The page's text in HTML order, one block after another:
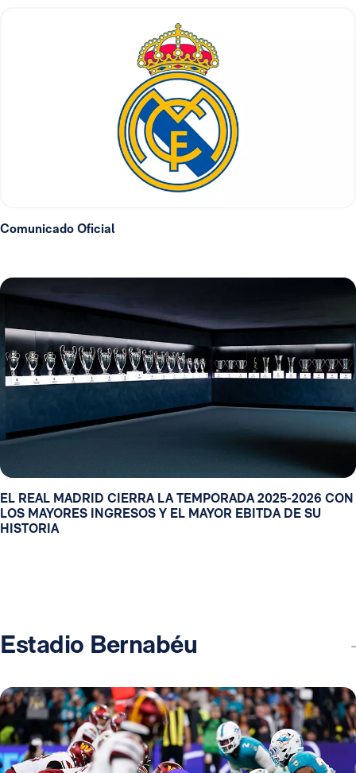
Comunicado Oficial
EL REAL MADRID CIERRA LA TEMPORADA 2025-2026 CON
LOS MAYORES INGRESOS Y EL MAYOR EBITDA DE SU
HISTORIA
Estadio Bernabéu